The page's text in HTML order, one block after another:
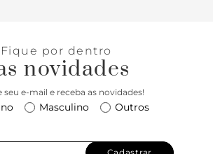
Fique por dentro
novidades
seu e-mail e receba as novidades!
Masculino Outros